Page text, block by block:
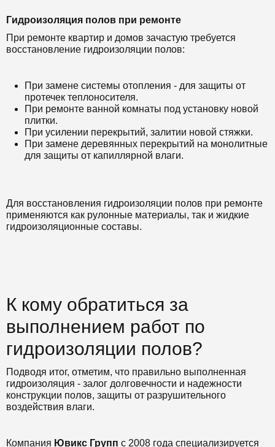
Гидроизоляция полов при ремонте
При ремонте квартир и домов зачастую требуется
восстановление гидроизоляции полов:
При замене системы отопления - для защиты от
протечек теплоносителя.
При ремонте ванной комнаты под установку новой
плитки.
При усилении перекрытий, залитии новой стяжки.
При замене деревянных перекрытий на монолитные
для защиты от капиллярной влаги.
Для восстановления гидроизоляции полов при ремонте
применяются как рулонные материалы, так и жидкие
гидроизоляционные составы.
К кому обратиться за
выполнением работ по
гидроизоляции полов?
Подводя итог, отметим, что правильно выполненная
гидроизоляция - залог долговечности и надежности
конструкции полов, защиты от разрушительного
воздействия влаги.
Компания Ювикс Групп с 2008 года специализируется